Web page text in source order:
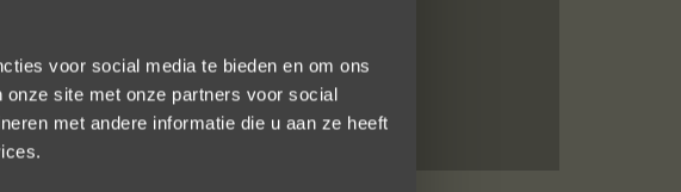
voor social media te bieden en om ons
site met onze partners voor social
met andere informatie die u aan ze heeft